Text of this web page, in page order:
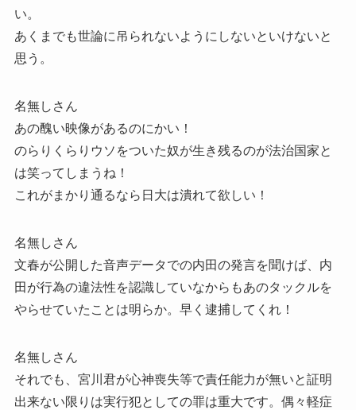
い。
あくまでも世論に吊られないようにしないといけないと
思う。
名無しさん
あの醜い映像があるのにかい！
のらりくらりウソをついた奴が生き残るのが法治国家と
は笑ってしまうね！
これがまかり通るなら日大は潰れて欲しい！
名無しさん
文春が公開した音声データでの内田の発言を聞けば、内
田が行為の違法性を認識していなからもあのタックルを
やらせていたことは明らか。早く逮捕してくれ！
名無しさん
それでも、宮川君が心神喪失等で責任能力が無いと証明
出来ない限りは実行犯としての罪は重大です。偶々軽症